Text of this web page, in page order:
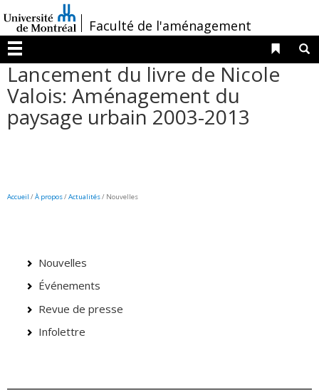
au
contenu
/Faculté de l'aménagement
Menu
Liens
Lancement du livre de Nicole
Valois: Aménagement du
paysage urbain 2003-2013
Accueil /À propos/Actualités/ Nouvelles
Nouvelles
Événements
Revue de presse
Infolettre